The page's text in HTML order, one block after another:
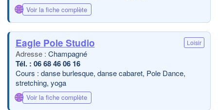
🌐 Voir la fiche complète
Eagle Pole Studio Loisir
Champagné
06 68 46 06 16
Cours : danse burlesque, danse cabaret, Pole Dance,
stretching, yoga
🌐 Voir la fiche complète